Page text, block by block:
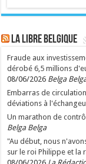
LA Libre Belgique
Fraude aux
dérobé 6,5 millions
08/06/2026 Belga
Embarras de
déviations à
Un marathon de
Belga Belga
"Au début, nous
sur le roi Philippe et la